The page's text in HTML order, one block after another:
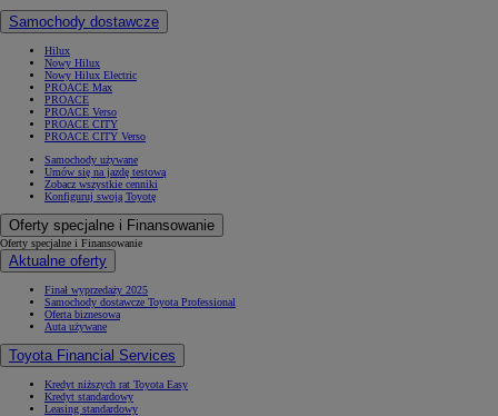
Samochody dostawcze
Hilux
Nowy Hilux
Nowy Hilux Electric
PROACE Max
PROACE
PROACE Verso
PROACE CITY
PROACE CITY Verso
Samochody używane
Umów się na jazdę testową
Zobacz wszystkie cenniki
Konfiguruj swoją Toyotę
Oferty specjalne i Finansowanie
Oferty specjalne i Finansowanie
Aktualne oferty
Finał wyprzedaży 2025
Samochody dostawcze Toyota Professional
Oferta biznesowa
Auta używane
Toyota Financial Services
Kredyt niższych rat Toyota Easy
Kredyt standardowy
Leasing standardowy